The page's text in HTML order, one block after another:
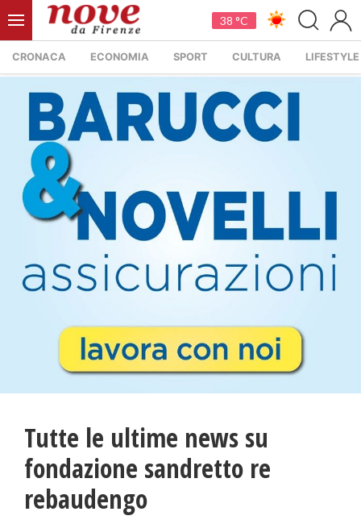
38 °C
CRONACA ECONOMIA SPORT CULTURA LIFESTYLE
Tutte le ultime news su
fondazione sandretto re
rebaudengo